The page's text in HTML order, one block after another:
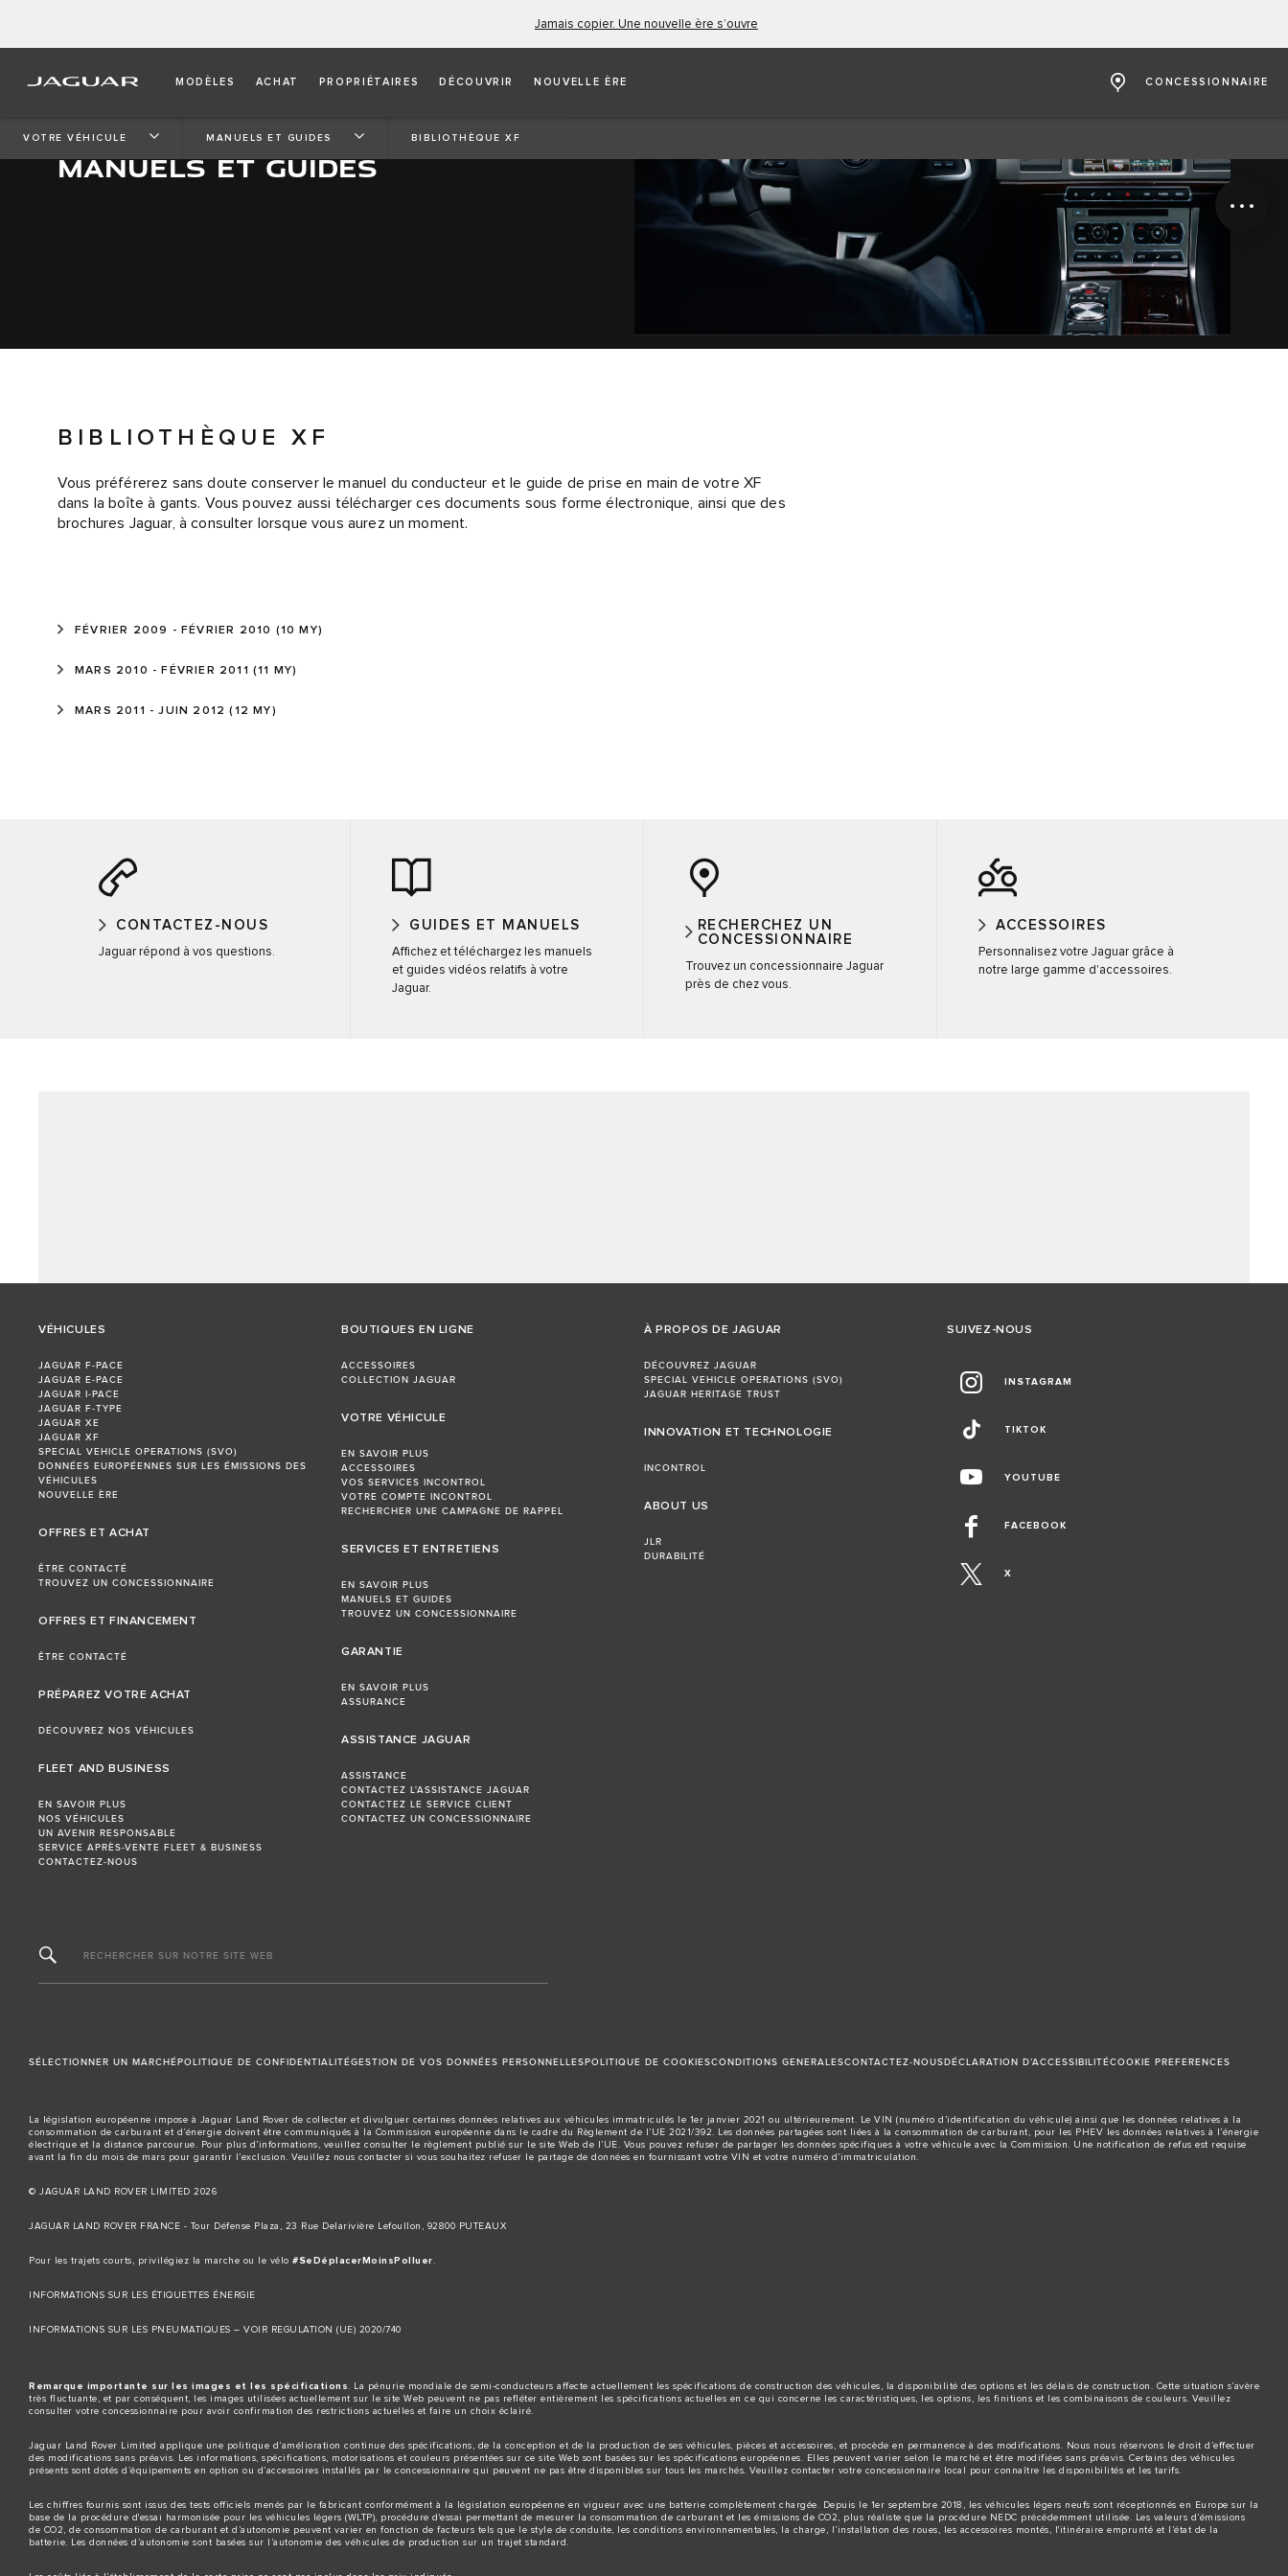
Jamais copier. Une nouvelle ère s’ouvre
MODÈLES ACHAT PROPRIÉTAIRES DÉCOUVRIR NOUVELLE ÈRE CONCESSIONNAIRE
VOTRE VÉHICULE MANUELS ET GUIDES BIBLIOTHÈQUE XF
MANUELS ET GUIDES
BIBLIOTHÈQUE XF
Vous préférerez sans doute conserver le manuel du conducteur et le guide de prise en main de votre XF
dans la boîte à gants. Vous pouvez aussi télécharger ces documents sous forme électronique, ainsi que des
brochures Jaguar, à consulter lorsque vous aurez un moment.
FÉVRIER 2009 - FÉVRIER 2010 (10 MY)
MARS 2010 - FÉVRIER 2011 (11 MY)
MARS 2011 - JUIN 2012 (12 MY)
CONTACTEZ-NOUS
Jaguar répond à vos questions.
GUIDES ET MANUELS
Affichez et téléchargez les manuels
et guides vidéos relatifs à votre
Jaguar.
RECHERCHEZ UN
CONCESSIONNAIRE
Trouvez un concessionnaire Jaguar
près de chez vous.
ACCESSOIRES
Personnalisez votre Jaguar grâce à
notre large gamme d'accessoires.
VÉHICULES
JAGUAR F-PACE
JAGUAR E-PACE
JAGUAR I-PACE
JAGUAR F-TYPE
JAGUAR XE
JAGUAR XF
SPECIAL VEHICLE OPERATIONS (SVO)
DONNÉES EUROPÉENNES SUR LES ÉMISSIONS DES
VÉHICULES
NOUVELLE ÈRE
OFFRES ET ACHAT
ÊTRE CONTACTÉ
TROUVEZ UN CONCESSIONNAIRE
OFFRES ET FINANCEMENT
ÊTRE CONTACTÉ
PRÉPAREZ VOTRE ACHAT
DÉCOUVREZ NOS VÉHICULES
FLEET AND BUSINESS
EN SAVOIR PLUS
NOS VÉHICULES
UN AVENIR RESPONSABLE
SERVICE APRÈS-VENTE FLEET & BUSINESS
CONTACTEZ-NOUS
BOUTIQUES EN LIGNE
ACCESSOIRES
COLLECTION JAGUAR
VOTRE VÉHICULE
EN SAVOIR PLUS
ACCESSOIRES
VOS SERVICES INCONTROL
VOTRE COMPTE INCONTROL
RECHERCHER UNE CAMPAGNE DE RAPPEL
SERVICES ET ENTRETIENS
EN SAVOIR PLUS
MANUELS ET GUIDES
TROUVEZ UN CONCESSIONNAIRE
GARANTIE
EN SAVOIR PLUS
ASSURANCE
ASSISTANCE JAGUAR
ASSISTANCE
CONTACTEZ L'ASSISTANCE JAGUAR
CONTACTEZ LE SERVICE CLIENT
CONTACTEZ UN CONCESSIONNAIRE
À PROPOS DE JAGUAR
DÉCOUVREZ JAGUAR
SPECIAL VEHICLE OPERATIONS (SVO)
JAGUAR HERITAGE TRUST
INNOVATION ET TECHNOLOGIE
INCONTROL
ABOUT US
JLR
DURABILITÉ
SUIVEZ-NOUS
INSTAGRAM
TIKTOK
YOUTUBE
FACEBOOK
X
RECHERCHER SUR NOTRE SITE WEB
SÉLECTIONNER UN MARCHÉPOLITIQUE DE CONFIDENTIALITÉGESTION DE VOS DONNÉES PERSONNELLESPOLITIQUE DE COOKIESCONDITIONS GENERALESCONTACTEZ-NOUSDÉCLARATION D’ACCESSIBILITÉCOOKIE PREFERENCES
La législation européenne impose à Jaguar Land Rover de collecter et divulguer certaines données relatives aux véhicules immatriculés le 1er janvier 2021 ou ultérieurement. Le VIN (numéro d’identification du véhicule) ainsi que les données relatives à la
consommation de carburant et d’énergie doivent être communiqués à la Commission européenne dans le cadre du Règlement de l’UE 2021/392. Les données partagées sont liées à la consommation de carburant, pour les PHEV les données relatives à l’énergie
électrique et la distance parcourue. Pour plus d’informations, veuillez consulter le règlement publié sur le site Web de l’UE . Vous pouvez refuser de partager les données spécifiques à votre véhicule avec la Commission. Une notification de refus est requise
avant la fin du mois de mars pour garantir l’exclusion. Veuillez nous contacter si vous souhaitez refuser le partage de données en fournissant votre VIN et votre numéro d’immatriculation.
© JAGUAR LAND ROVER LIMITED 2026
JAGUAR LAND ROVER FRANCE - Tour Défense Plaza, 23 Rue Delarivière Lefoullon, 92800 PUTEAUX
Pour les trajets courts, privilégiez la marche ou le vélo #SeDéplacerMoinsPolluer
INFORMATIONS SUR LES ÉTIQUETTES ÉNERGIE
INFORMATIONS SUR LES PNEUMATIQUES – VOIR REGULATION (UE) 2020/740
Remarque importante sur les images et les spécifications . La pénurie mondiale de semi-conducteurs affecte actuellement les spécifications de construction des véhicules, la disponibilité des options et les délais de construction. Cette situation s’avère
très fluctuante, et par conséquent, les images utilisées actuellement sur le site Web peuvent ne pas refléter entièrement les spécifications actuelles en ce qui concerne les caractéristiques, les options, les finitions et les combinaisons de couleurs. Veuillez
consulter votre concessionnaire pour avoir confirmation des restrictions actuelles et faire un choix éclairé.
Jaguar Land Rover Limited applique une politique d’amélioration continue des spécifications, de la conception et de la production de ses véhicules, pièces et accessoires, et procède en permanence à des modifications. Nous nous réservons le droit d’effectuer
des modifications sans préavis. Les informations, spécifications, motorisations et couleurs présentées sur ce site Web sont basées sur les spécifications européennes. Elles peuvent varier selon le marché et être modifiées sans préavis. Certains des véhicules
présents sont dotés d’équipements en option ou d’accessoires installés par le concessionnaire qui peuvent ne pas être disponibles sur tous les marchés. Veuillez contacter votre concessionnaire local pour connaître les disponibilités et les tarifs.
Les chiffres fournis sont issus des tests officiels menés par le fabricant conformément à la législation européenne en vigueur avec une batterie complètement chargée. Depuis le 1er septembre 2018, les véhicules légers neufs sont réceptionnés en Europe sur la
base de la procédure d'essai harmonisée pour les véhicules légers (WLTP), procédure d'essai permettant de mesurer la consommation de carburant et les émissions de CO2, plus réaliste que la procédure NEDC précédemment utilisée. Les valeurs d’émissions
de CO2, de consommation de carburant et d’autonomie peuvent varier en fonction de facteurs tels que le style de conduite, les conditions environnementales, la charge, l’installation des roues, les accessoires montés, l'itinéraire emprunté et l’état de la
batterie. Les données d’autonomie sont basées sur l’autonomie des véhicules de production sur un trajet standard.